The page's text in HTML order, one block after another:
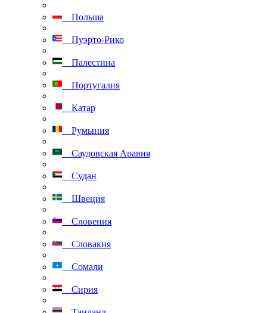
Польша
Пуэрто-Рико
Палестина
Португалия
Катар
Румыния
Саудовская Аравия
Судан
Швеция
Словения
Словакия
Сомали
Сирия